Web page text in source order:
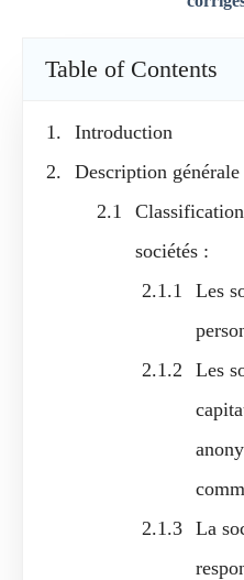
Table of Contents
Introduction
Description
sociétés :
Les
Les
La